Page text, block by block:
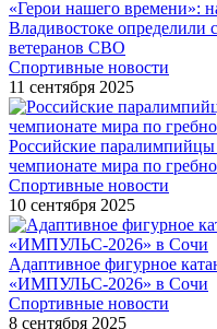
«Герои нашего времени»:
Владивостоке определили
ветеранов СВО
Спортивные новости
11 сентября 2025
Российские паралимпийцы
чемпионате мира по
Спортивные новости
10 сентября 2025
Адаптивное фигурное
«ИМПУЛЬС-2026» в Сочи
Спортивные новости
8 сентября 2025